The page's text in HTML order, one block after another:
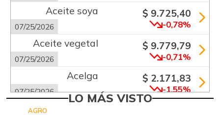
Aceite soya
07/25/2026
$ 9.725,40
-0,78%
Aceite vegetal
07/25/2026
$ 9.779,79
-0,71%
Acelga
07/25/2026
$ 2.171,83
-1,55%
Aguacate común
LO MÁS VISTO
AGRO